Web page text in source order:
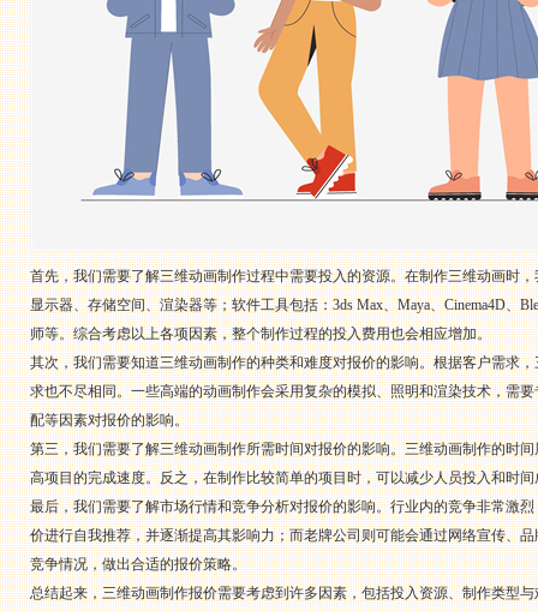
首先，我们需要了解三维动画制作过程中需要投入的资源。在制作三维动画时
显示器、存储空间、渲染器等；软件工具包括：3ds Max、Maya、Cinema4D
师等。综合考虑以上各项因素，整个制作过程的投入费用也会相应增加。
其次，我们需要知道三维动画制作的种类和难度对报价的影响。根据客户需求
求也不尽相同。一些高端的动画制作会采用复杂的模拟、照明和渲染技术，需
配等因素对报价的影响。
第三，我们需要了解三维动画制作所需时间对报价的影响。三维动画制作的时
高项目的完成速度。反之，在制作比较简单的项目时，可以减少人员投入和时
最后，我们需要了解市场行情和竞争分析对报价的影响。行业内的竞争非常激
价进行自我推荐，并逐渐提高其影响力；而老牌公司则可能会通过网络宣传、
竞争情况，做出合适的报价策略。
总结起来，三维动画制作报价需要考虑到许多因素，包括投入资源、制作类型